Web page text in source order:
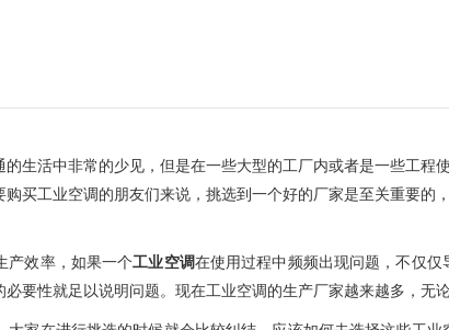
的生活中非常的少见 ，但是在一些大型的工厂内或者是一些工程
买工业空调的朋友们来说，挑选到一个好的厂家是至关重要的
产效率，如果一个工业空调在使用过程中频频出现问题，不仅
要性就足以说明问题。现在工业空调的生产厂家越来越多，无